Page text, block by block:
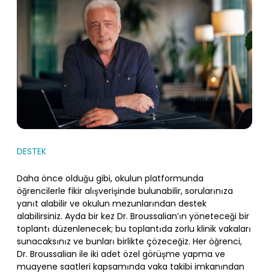
DESTEK
Daha önce olduğu gibi, okulun platformunda
öğrencilerle fikir alışverişinde bulunabilir, sorularınıza
yanıt alabilir ve okulun mezunlarından destek
alabilirsiniz. Ayda bir kez Dr. Broussalian’ın yöneteceği bir
toplantı düzenlenecek; bu toplantıda zorlu klinik vakaları
sunacaksınız ve bunları birlikte çözeceğiz. Her öğrenci,
Dr. Broussalian ile iki adet özel görüşme yapma ve
muayene saatleri kapsamında vaka takibi imkanından